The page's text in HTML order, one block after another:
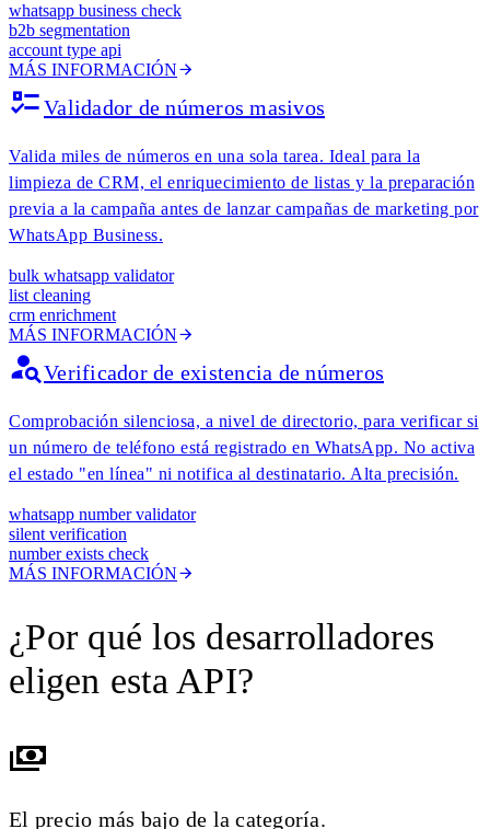
whatsapp business check
b2b segmentation
account type api
MÁS INFORMACIÓN
Validador de números masivos
Valida miles de números en una sola tarea. Ideal para la
limpieza de CRM, el enriquecimiento de listas y la preparación
previa a la campaña antes de lanzar campañas de marketing por
WhatsApp Business.
bulk whatsapp validator
list cleaning
crm enrichment
MÁS INFORMACIÓN
Verificador de existencia de números
Comprobación silenciosa, a nivel de directorio, para verificar si
un número de teléfono está registrado en WhatsApp. No activa
el estado "en línea" ni notifica al destinatario. Alta precisión.
whatsapp number validator
silent verification
number exists check
MÁS INFORMACIÓN
¿Por qué los desarrolladores
eligen esta API?
El precio más bajo de la categoría.